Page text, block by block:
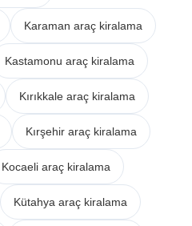
Karaman araç kiralama
Kastamonu araç kiralama
Kırıkkale araç kiralama
Kırşehir araç kiralama
Kocaeli araç kiralama
Kütahya araç kiralama